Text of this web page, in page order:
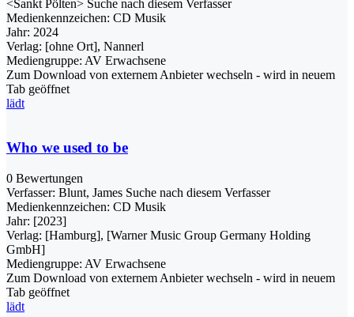
<Sankt Pölten> Suche nach diesem Verfasser
Medienkennzeichen: CD Musik
Jahr: 2024
Verlag: [ohne Ort], Nannerl
Mediengruppe: AV Erwachsene
Zum Download von externem Anbieter wechseln - wird in neuem
Tab geöffnet
lädt
Who we used to be
0 Bewertungen
Verfasser: Blunt, James Suche nach diesem Verfasser
Medienkennzeichen: CD Musik
Jahr: [2023]
Verlag: [Hamburg], [Warner Music Group Germany Holding
GmbH]
Mediengruppe: AV Erwachsene
Zum Download von externem Anbieter wechseln - wird in neuem
Tab geöffnet
lädt